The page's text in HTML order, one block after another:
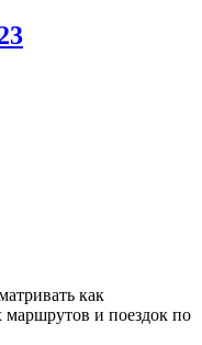
как
и поездок по